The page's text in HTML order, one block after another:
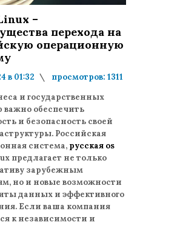
–
перехода на
операционную
в 01:32
просмотров: 1311
и государственных
важно обеспечить
и безопасность своей
Российская
система, русская os
предлагает не только
зарубежным
но и новые возможности
данных и эффективного
Если ваша компания
к независимости и